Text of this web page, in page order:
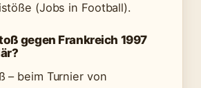
(Jobs in Football).
gegen Frankreich 1997
– beim Turnier von